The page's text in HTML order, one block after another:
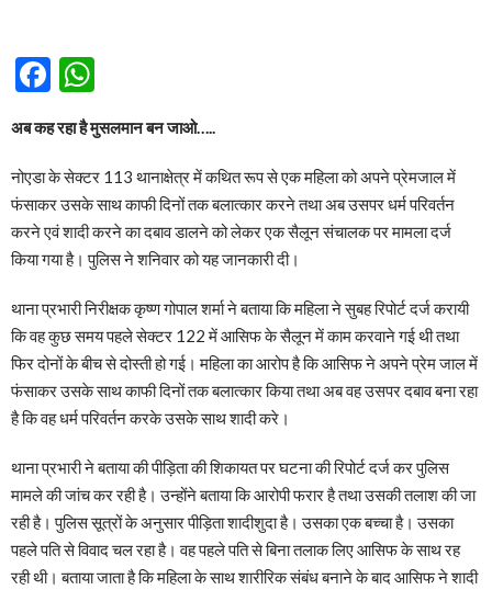
Facebook
अब कह रहा है मुसलमान बन जाओ…..
नोएडा के सेक्टर 113 थानाक्षेत्र में कथित रूप से एक महिला को अपने प्रेमजाल में
फंसाकर उसके साथ काफी दिनों तक बलात्कार करने तथा अब उसपर धर्म परिवर्तन
करने एवं शादी करने का दबाव डालने को लेकर एक सैलून संचालक पर मामला दर्ज
किया गया है। पुलिस ने शनिवार को यह जानकारी दी।
थाना प्रभारी निरीक्षक कृष्ण गोपाल शर्मा ने बताया कि महिला ने सुबह रिपोर्ट दर्ज करायी
कि वह कुछ समय पहले सेक्टर 122 में आसिफ के सैलून में काम करवाने गई थी तथा
फिर दोनों के बीच से दोस्ती हो गई। महिला का आरोप है कि आसिफ ने अपने प्रेम जाल में
फंसाकर उसके साथ काफी दिनों तक बलात्कार किया तथा अब वह उसपर दबाव बना रहा
है कि वह धर्म परिवर्तन करके उसके साथ शादी करे।
थाना प्रभारी ने बताया की पीड़िता की शिकायत पर घटना की रिपोर्ट दर्ज कर पुलिस
मामले की जांच कर रही है। उन्होंने बताया कि आरोपी फरार है तथा उसकी तलाश की जा
रही है। पुलिस सूत्रों के अनुसार पीड़िता शादीशुदा है। उसका एक बच्चा है। उसका
पहले पति से विवाद चल रहा है। वह पहले पति से बिना तलाक लिए आसिफ के साथ रह
रही थी। बताया जाता है कि महिला के साथ शारीरिक संबंध बनाने के बाद आसिफ ने शादी